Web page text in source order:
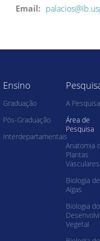
Email:
Ensino
Graduação
Pós-Graduação
Interdepartamentais
A Pesquisa
Área de
Pesquisa
Anatomia
Plantas
Vasculares
Biologia de
Algas
Biologia do
Vegetal